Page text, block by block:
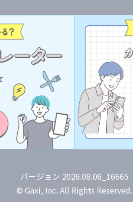
バージョン 2026.08.06_16665
© Gaxi, Inc. All Rights Reserved.